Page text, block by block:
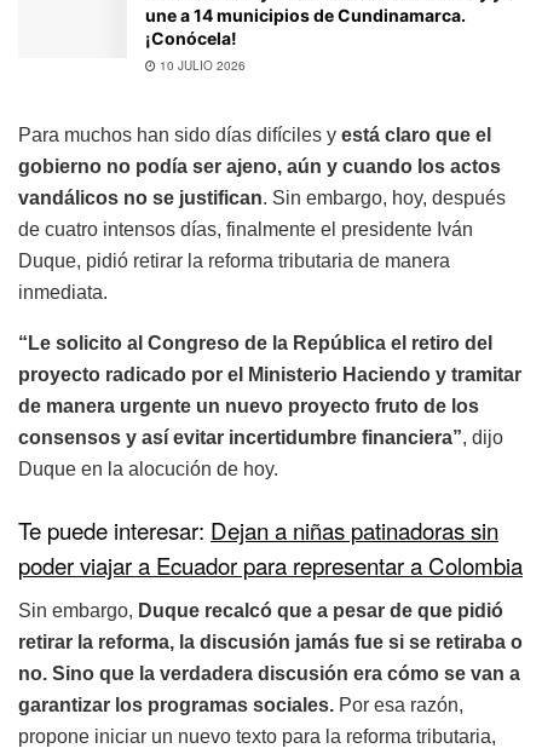
une a 14 municipios de Cundinamarca.
¡Conócela!
10 JULIO 2026
Para muchos han sido días difíciles y está claro que el
gobierno no podía ser ajeno, aún y cuando los actos
vandálicos no se justifican. Sin embargo, hoy, después
de cuatro intensos días, finalmente el presidente Iván
Duque, pidió retirar la reforma tributaria de manera
inmediata.
“Le solicito al Congreso de la República el retiro del
proyecto radicado por el Ministerio Haciendo y tramitar
de manera urgente un nuevo proyecto fruto de los
consensos y así evitar incertidumbre financiera”, dijo
Duque en la alocución de hoy.
Te puede interesar: Dejan a niñas patinadoras sin
poder viajar a Ecuador para representar a Colombia
Sin embargo, Duque recalcó que a pesar de que pidió
retirar la reforma, la discusión jamás fue si se retiraba o
no. Sino que la verdadera discusión era cómo se van a
garantizar los programas sociales. Por esa razón,
propone iniciar un nuevo texto para la reforma tributaria,